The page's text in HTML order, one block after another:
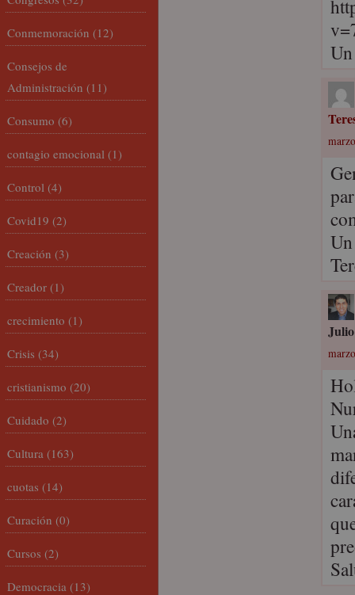
Conmemoración (12)
Consejos de
Administración (11)
Consumo (6)
contagio emocional (1)
Control (4)
Covid19 (2)
Creación (3)
Creador (1)
crecimiento (1)
Crisis (34)
cristianismo (20)
Cuidado (2)
Cultura (163)
cuotas (14)
Curación (0)
Cursos (2)
Democracia (13)